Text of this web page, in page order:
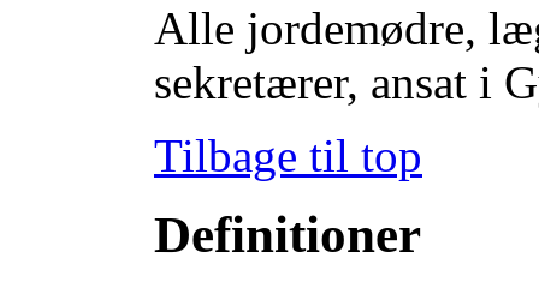
Alle jordemødre,
sekretærer, ansat i
Tilbage til top
Definitioner